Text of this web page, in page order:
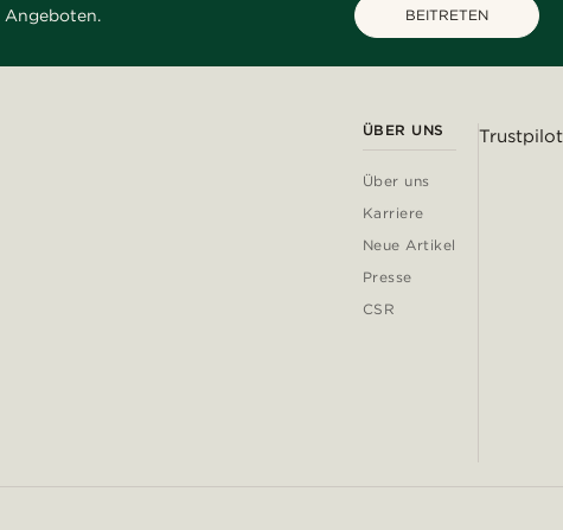
Angeboten. BEITRETEN
ÜBER UNS
Über uns
Karriere
Neue Artikel
Presse
CSR
Trustpilot